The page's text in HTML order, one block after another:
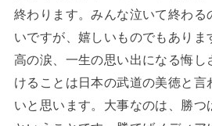
終わります。みんな泣いて終わる
いですが、嬉しいものでもありま
高の涙、一生の思い出になる悔し
けることは日本の武道の美徳と言
いと思います。大事なのは、勝つ